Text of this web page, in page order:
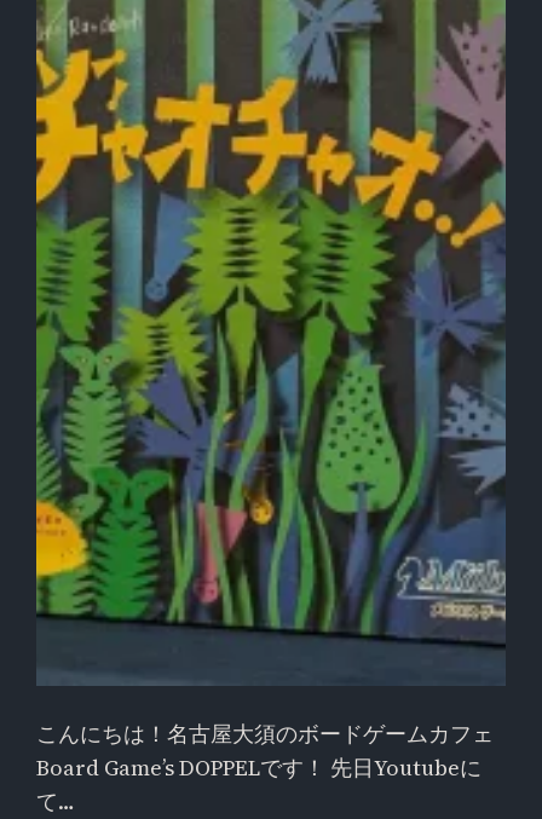
こんにちは！名古屋大須のボードゲームカフェ
Board Game’s DOPPELです！ 先日Youtubeに
て…